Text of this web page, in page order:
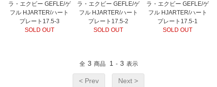
ラ・エクビー GEFLE/ゲ
フル HJARTER/ハート
プレート17.5-3
SOLD OUT
ラ・エクビー GEFLE/ゲ
フル HJARTER/ハート
プレート17.5-2
SOLD OUT
ラ・エクビー GEFLE/ゲ
フル HJARTER/ハート
プレート17.5-1
SOLD OUT
全 3 商品 1 - 3 表示
< Prev Next >